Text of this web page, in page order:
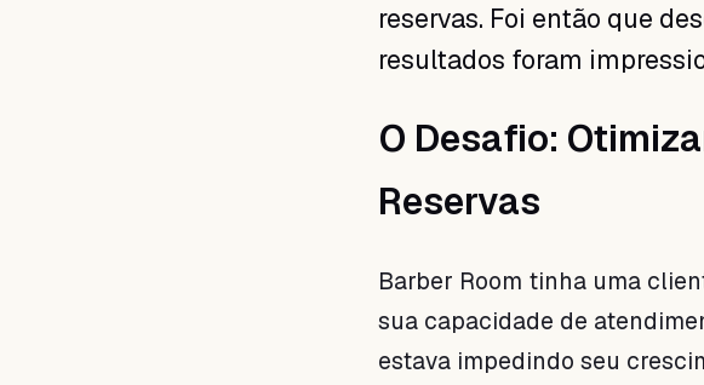
reservas. Foi então que
resultados foram
O Desafio:
Reservas
Barber Room tinha uma
sua capacidade de
estava impedindo seu